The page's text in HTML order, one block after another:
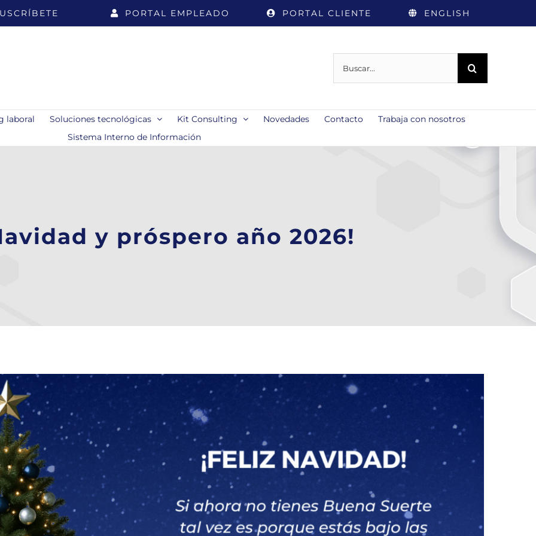
PORTAL EMPLEADO PORTAL CLIENTE ENGLISH
laboral Soluciones tecnológicas Kit Consulting Novedades Contacto
Trabaja con nosotros
Sistema Interno de Información
y próspero año 2026!